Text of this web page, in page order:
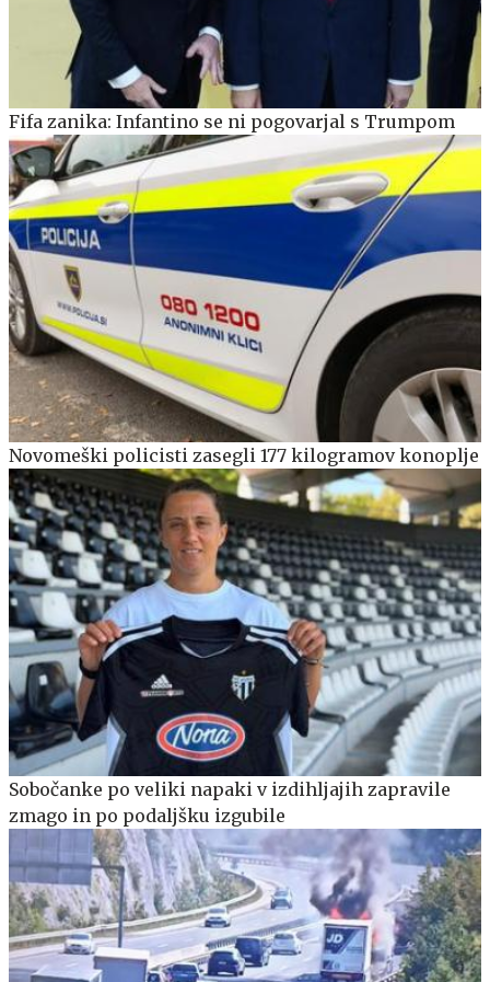
Fifa zanika: Infantino se ni pogovarjal s Trumpom
Novomeški policisti zasegli 177 kilogramov konoplje
Sobočanke po veliki napaki v izdihljajih zapravile
zmago in po podaljšku izgubile